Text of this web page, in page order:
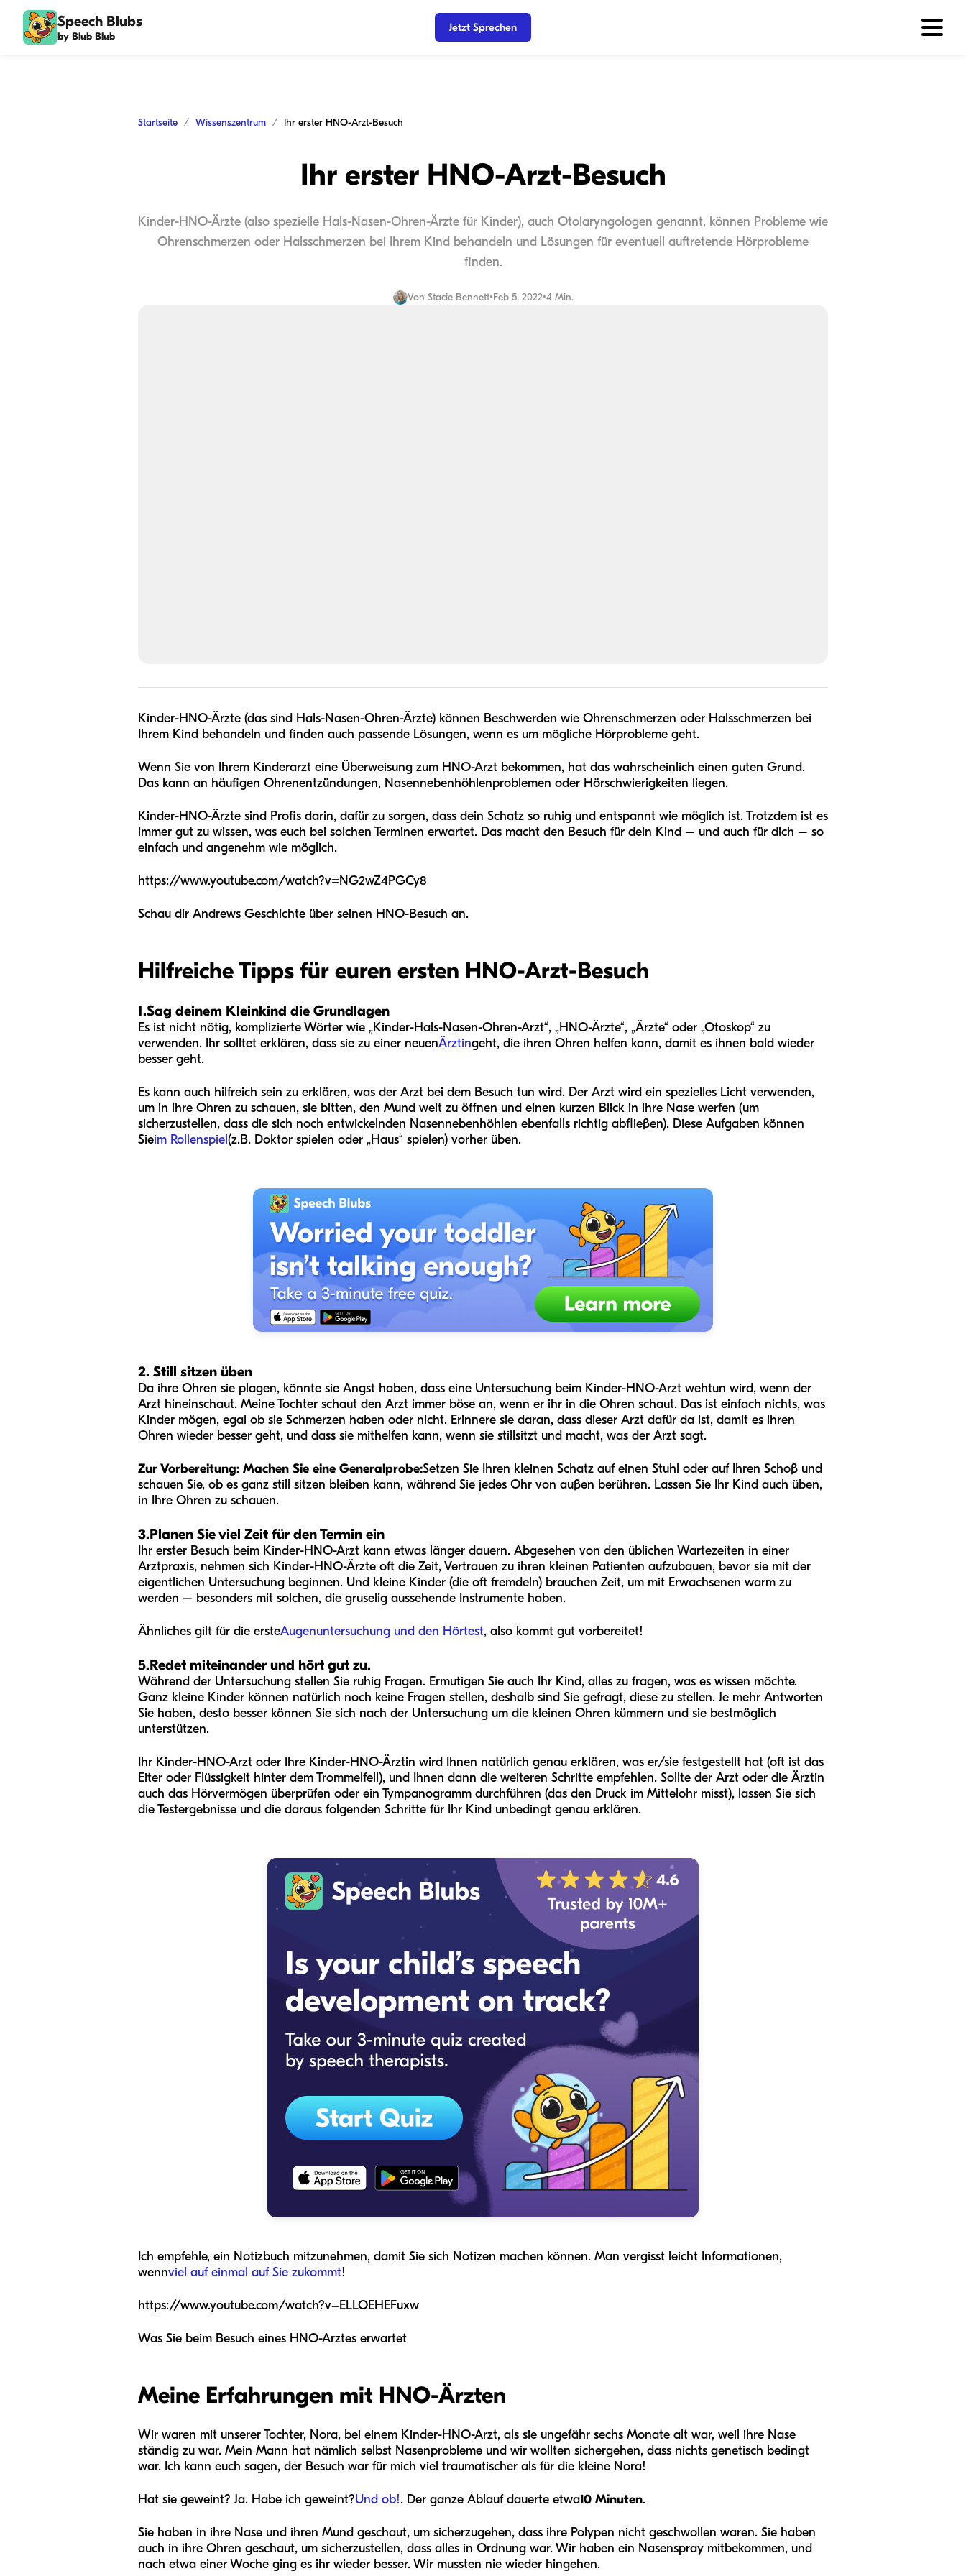
Speech Blubs
by Blub Blub
Jetzt Sprechen
Startseite Wissenszentrum Ihr erster HNO-Arzt-Besuch
Ihr erster HNO-Arzt-Besuch
Kinder-HNO-Ärzte (also spezielle Hals-Nasen-Ohren-Ärzte für Kinder), auch Otolaryngologen genannt, können Probleme wie
Ohrenschmerzen oder Halsschmerzen bei Ihrem Kind behandeln und Lösungen für eventuell auftretende Hörprobleme
finden.
Von Stacie Bennett•Feb 5, 2022•4 Min.
Kinder-HNO-Ärzte (das sind Hals-Nasen-Ohren-Ärzte) können Beschwerden wie Ohrenschmerzen oder Halsschmerzen bei
Ihrem Kind behandeln und finden auch passende Lösungen, wenn es um mögliche Hörprobleme geht.
Wenn Sie von Ihrem Kinderarzt eine Überweisung zum HNO-Arzt bekommen, hat das wahrscheinlich einen guten Grund.
Das kann an häufigen Ohrenentzündungen, Nasennebenhöhlenproblemen oder Hörschwierigkeiten liegen.
Kinder-HNO-Ärzte sind Profis darin, dafür zu sorgen, dass dein Schatz so ruhig und entspannt wie möglich ist. Trotzdem ist es
immer gut zu wissen, was euch bei solchen Terminen erwartet. Das macht den Besuch für dein Kind – und auch für dich – so
einfach und angenehm wie möglich.
https://www.youtube.com/watch?v=NG2wZ4PGCy8
Schau dir Andrews Geschichte über seinen HNO-Besuch an.
Hilfreiche Tipps für euren ersten HNO-Arzt-Besuch
1.Sag deinem Kleinkind die Grundlagen
Es ist nicht nötig, komplizierte Wörter wie „Kinder-Hals-Nasen-Ohren-Arzt“, „HNO-Ärzte“, „Ärzte“ oder „Otoskop“ zu
verwenden. Ihr solltet erklären, dass sie zu einer neuenÄrztingeht, die ihren Ohren helfen kann, damit es ihnen bald wieder
besser geht.
Es kann auch hilfreich sein zu erklären, was der Arzt bei dem Besuch tun wird. Der Arzt wird ein spezielles Licht verwenden,
um in ihre Ohren zu schauen, sie bitten, den Mund weit zu öffnen und einen kurzen Blick in ihre Nase werfen (um
sicherzustellen, dass die sich noch entwickelnden Nasennebenhöhlen ebenfalls richtig abfließen). Diese Aufgaben können
Sieim Rollenspiel(z.B. Doktor spielen oder „Haus“ spielen) vorher üben.
2. Still sitzen üben
Da ihre Ohren sie plagen, könnte sie Angst haben, dass eine Untersuchung beim Kinder-HNO-Arzt wehtun wird, wenn der
Arzt hineinschaut. Meine Tochter schaut den Arzt immer böse an, wenn er ihr in die Ohren schaut. Das ist einfach nichts, was
Kinder mögen, egal ob sie Schmerzen haben oder nicht. Erinnere sie daran, dass dieser Arzt dafür da ist, damit es ihren
Ohren wieder besser geht, und dass sie mithelfen kann, wenn sie stillsitzt und macht, was der Arzt sagt.
Zur Vorbereitung: Machen Sie eine Generalprobe:Setzen Sie Ihren kleinen Schatz auf einen Stuhl oder auf Ihren Schoß und
schauen Sie, ob es ganz still sitzen bleiben kann, während Sie jedes Ohr von außen berühren. Lassen Sie Ihr Kind auch üben,
in Ihre Ohren zu schauen.
3.Planen Sie viel Zeit für den Termin ein
Ihr erster Besuch beim Kinder-HNO-Arzt kann etwas länger dauern. Abgesehen von den üblichen Wartezeiten in einer
Arztpraxis, nehmen sich Kinder-HNO-Ärzte oft die Zeit, Vertrauen zu ihren kleinen Patienten aufzubauen, bevor sie mit der
eigentlichen Untersuchung beginnen. Und kleine Kinder (die oft fremdeln) brauchen Zeit, um mit Erwachsenen warm zu
werden – besonders mit solchen, die gruselig aussehende Instrumente haben.
Ähnliches gilt für die ersteAugenuntersuchung und den Hörtest, also kommt gut vorbereitet!
5.Redet miteinander und hört gut zu.
Während der Untersuchung stellen Sie ruhig Fragen. Ermutigen Sie auch Ihr Kind, alles zu fragen, was es wissen möchte.
Ganz kleine Kinder können natürlich noch keine Fragen stellen, deshalb sind Sie gefragt, diese zu stellen. Je mehr Antworten
Sie haben, desto besser können Sie sich nach der Untersuchung um die kleinen Ohren kümmern und sie bestmöglich
unterstützen.
Ihr Kinder-HNO-Arzt oder Ihre Kinder-HNO-Ärztin wird Ihnen natürlich genau erklären, was er/sie festgestellt hat (oft ist das
Eiter oder Flüssigkeit hinter dem Trommelfell), und Ihnen dann die weiteren Schritte empfehlen. Sollte der Arzt oder die Ärztin
auch das Hörvermögen überprüfen oder ein Tympanogramm durchführen (das den Druck im Mittelohr misst), lassen Sie sich
die Testergebnisse und die daraus folgenden Schritte für Ihr Kind unbedingt genau erklären.
Ich empfehle, ein Notizbuch mitzunehmen, damit Sie sich Notizen machen können. Man vergisst leicht Informationen,
wennviel auf einmal auf Sie zukommt!
https://www.youtube.com/watch?v=ELLOEHEFuxw
Was Sie beim Besuch eines HNO-Arztes erwartet
Meine Erfahrungen mit HNO-Ärzten
Wir waren mit unserer Tochter, Nora, bei einem Kinder-HNO-Arzt, als sie ungefähr sechs Monate alt war, weil ihre Nase
ständig zu war. Mein Mann hat nämlich selbst Nasenprobleme und wir wollten sichergehen, dass nichts genetisch bedingt
war. Ich kann euch sagen, der Besuch war für mich viel traumatischer als für die kleine Nora!
Hat sie geweint? Ja. Habe ich geweint?Und ob!. Der ganze Ablauf dauerte etwa10 Minuten.
Sie haben in ihre Nase und ihren Mund geschaut, um sicherzugehen, dass ihre Polypen nicht geschwollen waren. Sie haben
auch in ihre Ohren geschaut, um sicherzustellen, dass alles in Ordnung war. Wir haben ein Nasenspray mitbekommen, und
nach etwa einer Woche ging es ihr wieder besser. Wir mussten nie wieder hingehen.